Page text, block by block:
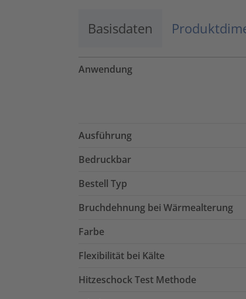
Basisdaten
Anwendung
Ausführung
Bedruckbar
Bestell Typ
Bruchdehnung bei Wärmealterung
Farbe
Flexibilität bei Kälte
Hitzeschock Test Methode